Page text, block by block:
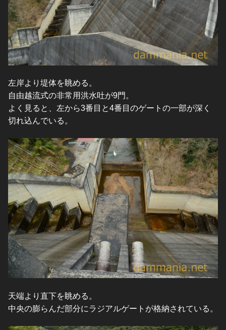
左岸より堤体を眺める。
自由越流式の非常用洪水吐が9門。
よく見ると、左から3番目と4番目のゲートの一部が深く
切れ込んでいる。
天端より直下を眺める。
中央の膨らんだ部分にラジアルゲートが格納されている。